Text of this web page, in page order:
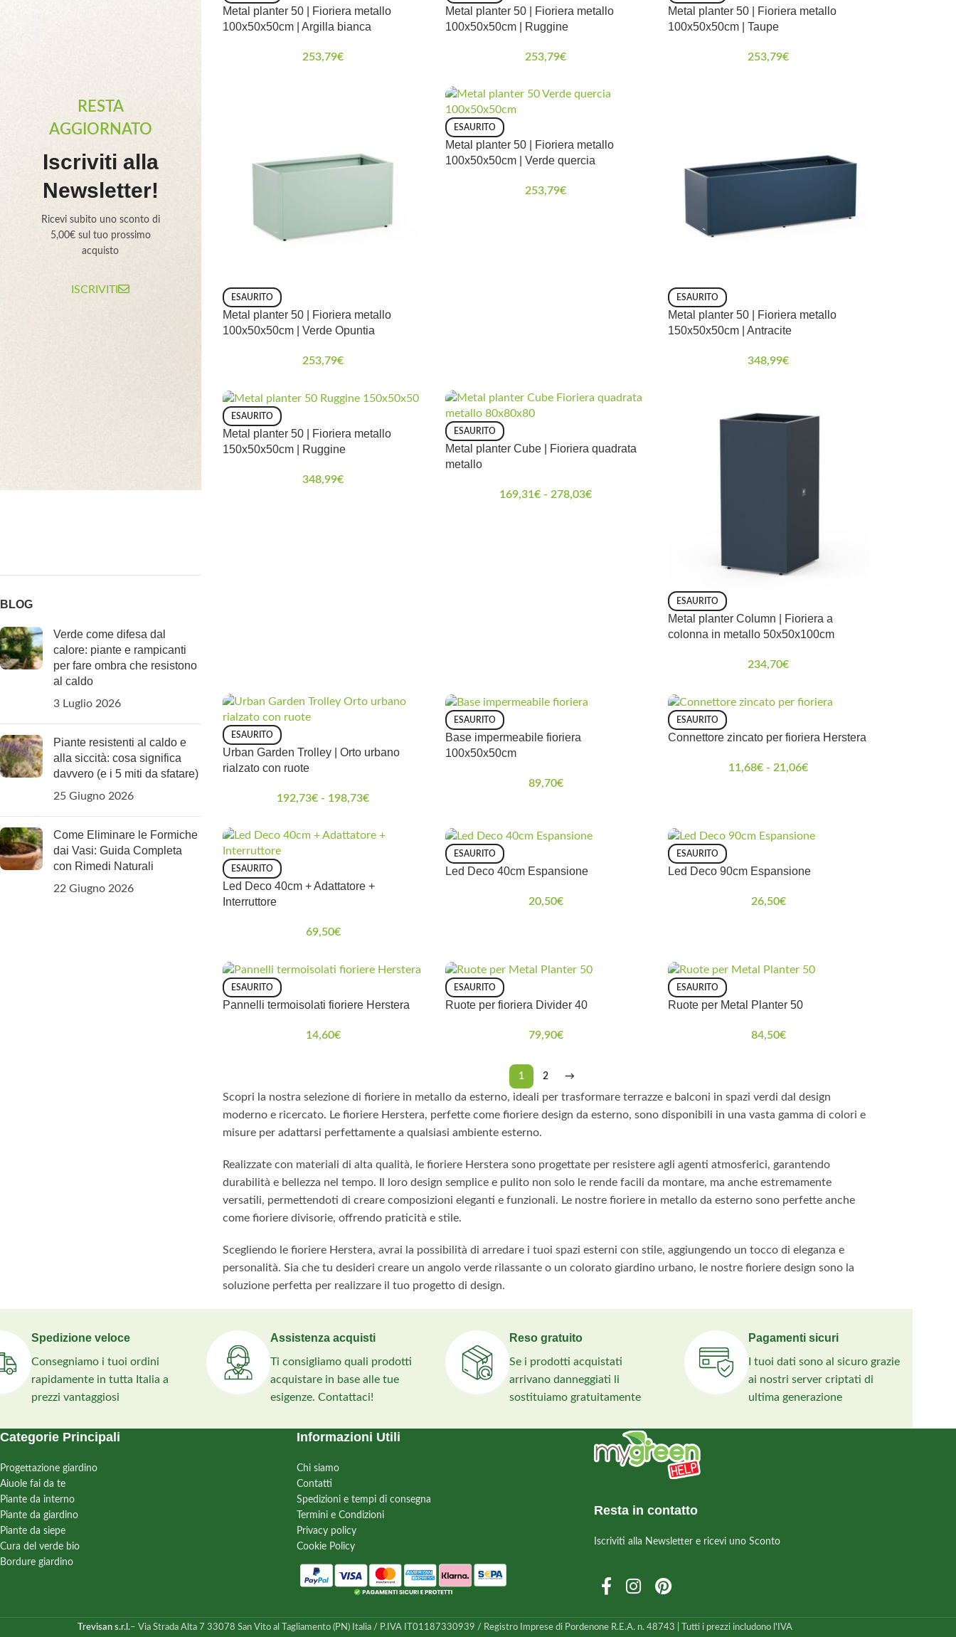
RESTA
AGGIORNATO
Iscriviti alla
Newsletter!
Ricevi subito uno sconto di
5,00€ sul tuo prossimo
acquisto
ISCRIVITI
BLOG
Verde come difesa dal
calore: piante e rampicanti
per fare ombra che resistono
al caldo
3 Luglio 2026
Piante resistenti al caldo e
alla siccità: cosa significa
davvero (e i 5 miti da sfatare)
25 Giugno 2026
Come Eliminare le Formiche
dai Vasi: Guida Completa
con Rimedi Naturali
22 Giugno 2026
Metal planter 50 | Fioriera metallo
100x50x50cm | Argilla bianca
253,79€
Metal planter 50 | Fioriera metallo
100x50x50cm | Ruggine
253,79€
Metal planter 50 | Fioriera metallo
100x50x50cm | Taupe
253,79€
ESAURITO
Metal planter 50 | Fioriera metallo
100x50x50cm | Verde Opuntia
253,79€
ESAURITO
Metal planter 50 | Fioriera metallo
100x50x50cm | Verde quercia
253,79€
ESAURITO
Metal planter 50 | Fioriera metallo
150x50x50cm | Antracite
348,99€
ESAURITO
Metal planter 50 | Fioriera metallo
150x50x50cm | Ruggine
348,99€
ESAURITO
Metal planter Cube | Fioriera quadrata
metallo
169,31€ - 278,03€
ESAURITO
Metal planter Column | Fioriera a
colonna in metallo 50x50x100cm
234,70€
ESAURITO
Urban Garden Trolley | Orto urbano
rialzato con ruote
192,73€ - 198,73€
ESAURITO
Base impermeabile fioriera
100x50x50cm
89,70€
ESAURITO
Connettore zincato per fioriera Herstera
11,68€ - 21,06€
ESAURITO
Led Deco 40cm + Adattatore +
Interruttore
69,50€
ESAURITO
Led Deco 40cm Espansione
20,50€
ESAURITO
Led Deco 90cm Espansione
26,50€
ESAURITO
Pannelli termoisolati fioriere Herstera
14,60€
ESAURITO
Ruote per fioriera Divider 40
79,90€
ESAURITO
Ruote per Metal Planter 50
84,50€
1 2 →
Scopri la nostra selezione di fioriere in metallo da esterno, ideali per trasformare terrazze e balconi in spazi verdi dal design
moderno e ricercato. Le fioriere Herstera, perfette come fioriere design da esterno, sono disponibili in una vasta gamma di colori e
misure per adattarsi perfettamente a qualsiasi ambiente esterno.
Realizzate con materiali di alta qualità, le fioriere Herstera sono progettate per resistere agli agenti atmosferici, garantendo
durabilità e bellezza nel tempo. Il loro design semplice e pulito non solo le rende facili da montare, ma anche estremamente
versatili, permettendoti di creare composizioni eleganti e funzionali. Le nostre fioriere in metallo da esterno sono perfette anche
come fioriere divisorie, offrendo praticità e stile.
Scegliendo le fioriere Herstera, avrai la possibilità di arredare i tuoi spazi esterni con stile, aggiungendo un tocco di eleganza e
personalità. Sia che tu desideri creare un angolo verde rilassante o un colorato giardino urbano, le nostre fioriere design sono la
soluzione perfetta per realizzare il tuo progetto di design.
Spedizione veloce
Consegniamo i tuoi ordini
rapidamente in tutta Italia a
prezzi vantaggiosi
Assistenza acquisti
Ti consigliamo quali prodotti
acquistare in base alle tue
esigenze. Contattaci!
Reso gratuito
Se i prodotti acquistati
arrivano danneggiati li
sostituiamo gratuitamente
Pagamenti sicuri
I tuoi dati sono al sicuro grazie
ai nostri server criptati di
ultima generazione
Categorie Principali
Progettazione giardino
Aiuole fai da te
Piante da interno
Piante da giardino
Piante da siepe
Cura del verde bio
Bordure giardino
Informazioni Utili
Chi siamo
Contatti
Spedizioni e tempi di consegna
Termini e Condizioni
Privacy policy
Cookie Policy
Resta in contatto
Iscriviti alla Newsletter e ricevi uno Sconto
Trevisan s.r.l.– Via Strada Alta 7 33078 San Vito al Tagliamento (PN) Italia / P.IVA IT01187330939 / Registro Imprese di Pordenone R.E.A. n. 48743 | Tutti i prezzi includono l'IVA